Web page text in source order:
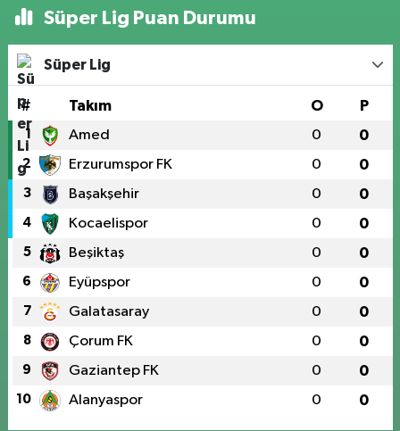
Süper Lig Puan Durumu
Süper Lig
# Takım O P
1 Amed 0 0
2 Erzurumspor FK 0 0
3 Başakşehir 0 0
4 Kocaelispor 0 0
5 Beşiktaş 0 0
6 Eyüpspor 0 0
7 Galatasaray 0 0
8 Çorum FK 0 0
9 Gaziantep FK 0 0
10 Alanyaspor 0 0